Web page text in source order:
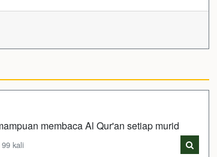
membaca Al Qur'an setiap murid
kali